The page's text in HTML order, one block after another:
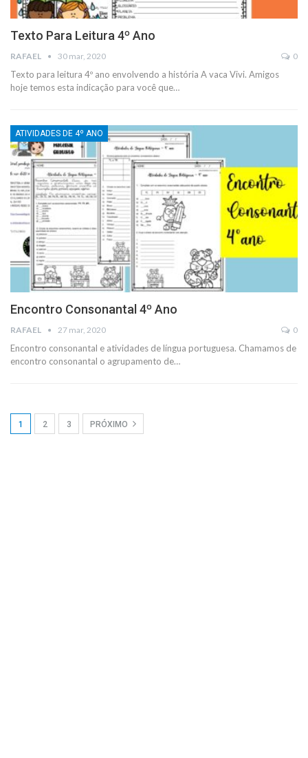
Texto Para Leitura 4º Ano
RAFAEL 30 mar, 2020 0
Texto para leitura 4º ano envolvendo a história A vaca Vivi. Amigos
hoje temos esta indicação para você que…
ATIVIDADES DE 4º ANO
Encontro Consonantal 4º Ano
RAFAEL 27 mar, 2020 0
Encontro consonantal e atividades de língua portuguesa. Chamamos de
encontro consonantal o agrupamento de…
1 2 3 PRÓXIMO